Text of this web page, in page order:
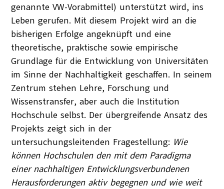
genannte VW-Vorabmittel) unterstützt wird, ins
Leben gerufen. Mit diesem Projekt wird an die
bisherigen Erfolge angeknüpft und eine
theoretische, praktische sowie empirische
Grundlage für die Entwicklung von Universitäten
im Sinne der Nachhaltigkeit geschaffen. In seinem
Zentrum stehen Lehre, Forschung und
Wissenstransfer, aber auch die Institution
Hochschule selbst. Der übergreifende Ansatz des
Projekts zeigt sich in der
untersuchungsleitenden Fragestellung: Wie
können Hochschulen den mit dem Paradigma
einer nachhaltigen Entwicklungsverbundenen
Herausforderungen aktiv begegnen und wie weit